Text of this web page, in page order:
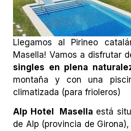
Llegamos al Pirineo
Masella! Vamos a disfrutar
singles en plena
montaña y con una
climatizada (para frioleros)
Alp Hotel Masella está
de Alp (provincia de